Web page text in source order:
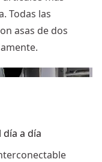
Todas las
asas de dos
a día